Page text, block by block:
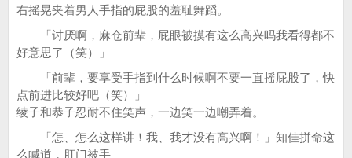
右摇晃夹着男人手指的屁股的羞耻舞蹈。
「讨厌啊，麻仓前辈，屁眼被摸有这么高兴吗我看得都不
好意思了（笑）」
「前辈，要享受手指到什么时候啊不要一直摇屁股了，快
点前进比较好吧（笑）」
绫子和恭子忍耐不住笑声，一边笑一边嘲弄着。
「怎、怎么这样讲！我、我才没有高兴啊！」知佳拼命这
么喊道，肛门被手